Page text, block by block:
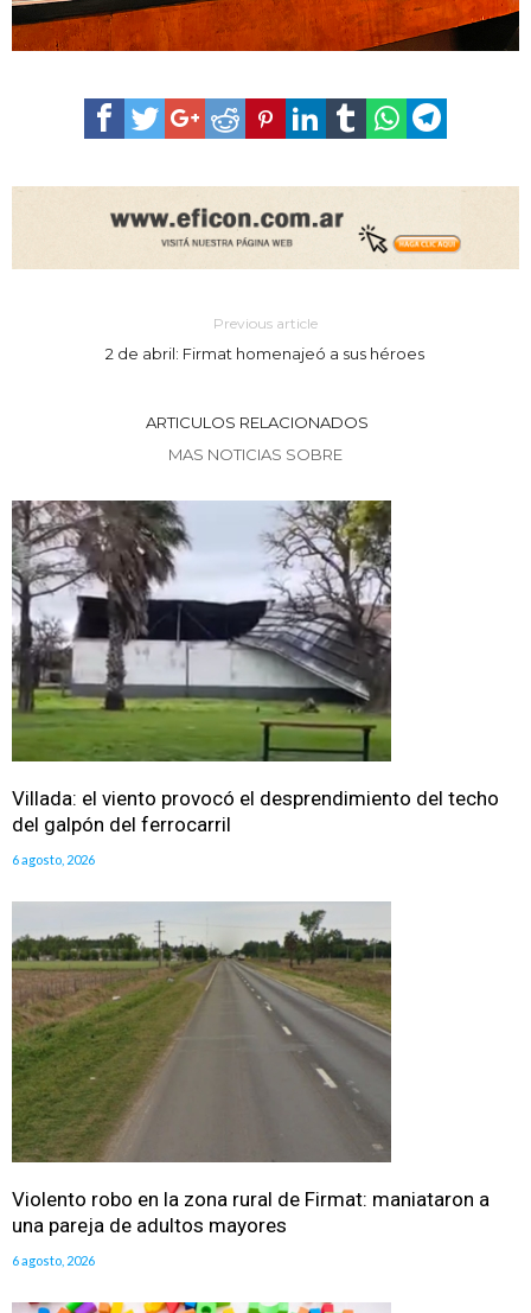
Previous article
2 de abril: Firmat homenajeó a sus héroes
ARTICULOS RELACIONADOS
MAS NOTICIAS SOBRE
Villada: el viento provocó el desprendimiento del techo
del galpón del ferrocarril
6 agosto, 2026
Violento robo en la zona rural de Firmat: maniataron a
una pareja de adultos mayores
6 agosto, 2026